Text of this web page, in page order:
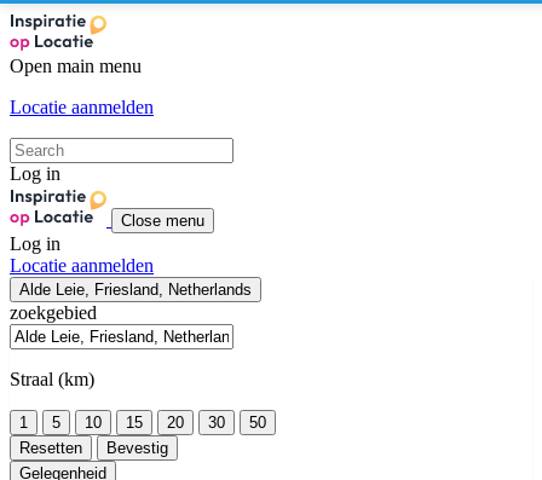
Open main menu
Locatie aanmelden
Log in
Close menu
Log in
Locatie aanmelden
Alde Leie, Friesland, Netherlands
zoekgebied
Straal (km)
1 5 10 15 20 30
50
Resetten
Bevestig
Gelegenheid